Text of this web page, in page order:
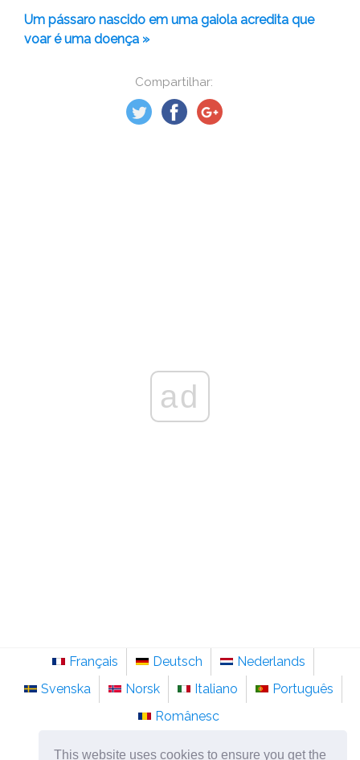
This website uses cookies to ensure you get the
Compartilhar:
Um pássaro nascido em uma gaiola acredita que
voar é uma doença »
ad
Français Deutsch
Nederlands
Svenska
Norsk Italiano
Português
Românesc
©2026pt.sainte-anastasie.org